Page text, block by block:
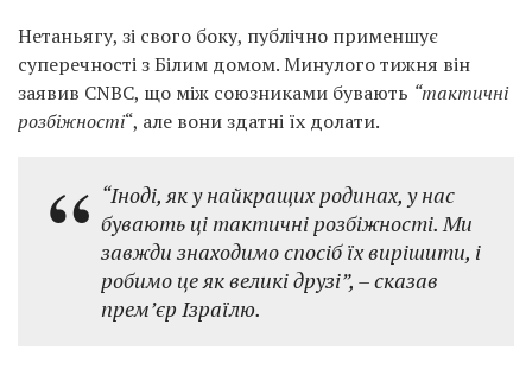
Нетаньягу, зі свого боку, публічно применшує
суперечності з Білим домом. Минулого тижня він
заявив CNBC, що між союзниками бувають “тактичні
розбіжності“, але вони здатні їх долати.
“Іноді, як у найкращих родинах, у нас
бувають ці тактичні розбіжності. Ми
завжди знаходимо спосіб їх вирішити, і
робимо це як великі друзі”, – сказав
прем’єр Ізраїлю.